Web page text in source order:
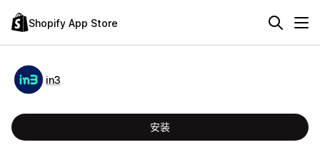
Shopify App Store
in3
安装